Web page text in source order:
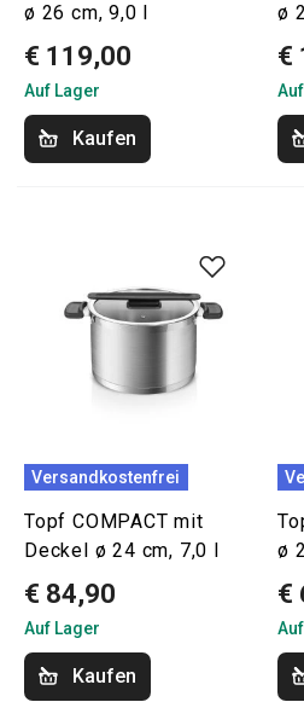
ø 26 cm, 9,0 l
€ 119,00
Auf Lager
Kaufen
ø
€
Versandkostenfrei
Topf COMPACT mit
Deckel ø 24 cm, 7,0 l
€ 84,90
Auf Lager
Kaufen
ø
€